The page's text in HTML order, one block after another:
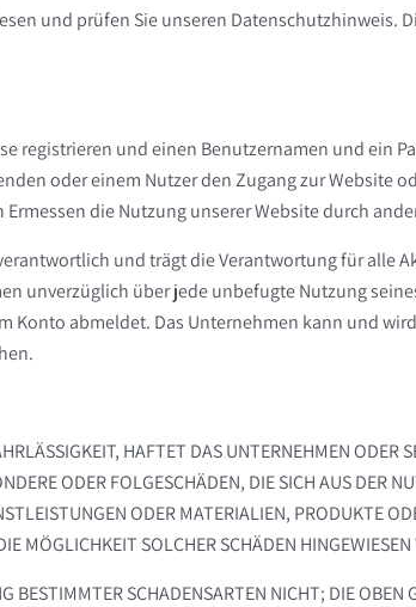
und prüfen Sie unseren
registrieren und einen Benutzernamen und ein
oder einem Nutzer den Zugang zur Website
die Nutzung unserer Website durch
und trägt die Verantwortung für alle
unverzüglich über jede unbefugte Nutzung
Konto abmeldet. Das Unternehmen kann und
HAFTET DAS UNTERNEHMEN ODER
ODER FOLGESCHÄDEN, DIE SICH AUS DER
ODER MATERIALIEN, PRODUKTE
SOLCHER SCHÄDEN HINGEWIESEN
BESTIMMTER SCHADENSARTEN NICHT; DIE